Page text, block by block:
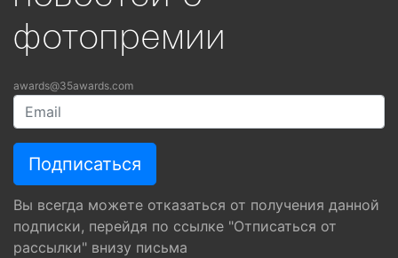
фотопремии
awards@35awards.com
Вы всегда можете отказаться от получения данной
подписки, перейдя по ссылке "Отписаться от
рассылки" внизу письма